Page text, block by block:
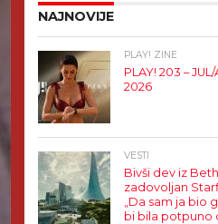
NAJNOVIJE
PLAY! ZINE
PLAY! 203 –
2026
VESTI
Bivši dev iz
zadovoljan
„Da sam ja bio
bi bila potpuno